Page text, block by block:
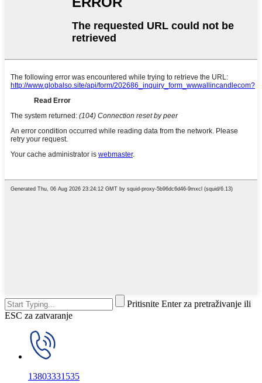
Pritisnite Enter za pretraživanje ili
ESC za zatvaranje
13803331535